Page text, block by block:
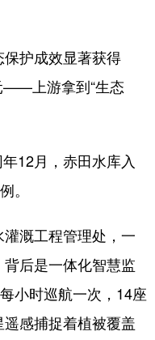
护成效显著获得
——上游拿到“生态
12月，赤田水库入
。
溉工程管理处，一
后是一体化智慧监
小时巡航一次，14座
感捕捉着植被覆盖